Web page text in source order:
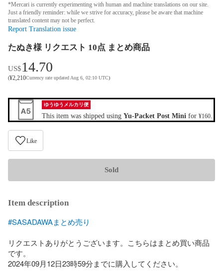
*Mercari is currently experimenting with human and machine translations on our site.
Just a friendly reminder: while we strive for accuracy, please be aware that machine
translated content may not be perfect.
Report Translation issue
たぬき様 リクエスト 10点 まとめ商品
US$14.70
(¥2,210Currency rate updated Aug 6, 02:10 UTC)
ゆうゆうメルカリ便
This item was shipped using Yu-Packet Post Mini for ¥160
Like
Sold
Item description
#SASADAWAまとめ売り
リクエストありがとうございます。こちらはまとめ買い商品
です。
2024年09月12日23時59分までに購入してください。